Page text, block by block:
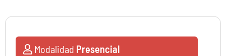
Modalidad Presencial